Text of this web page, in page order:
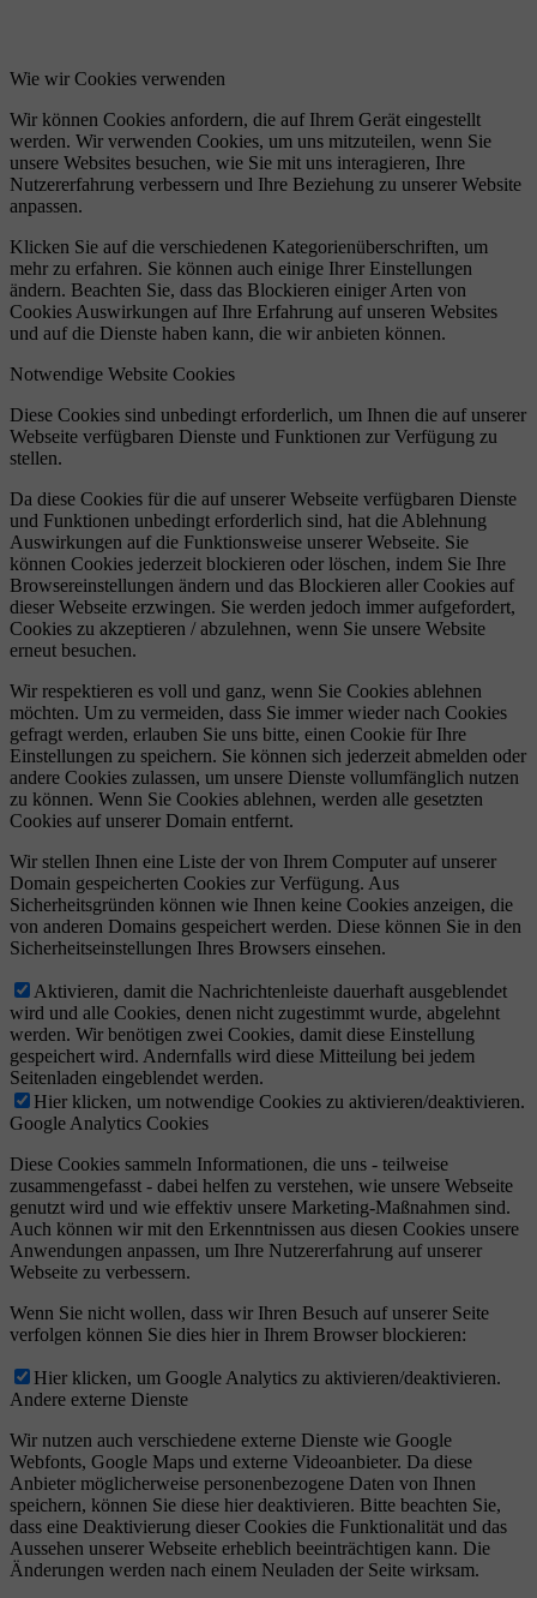
Wie wir Cookies verwenden
Wir können Cookies anfordern, die auf Ihrem Gerät eingestellt
werden. Wir verwenden Cookies, um uns mitzuteilen, wenn Sie
unsere Websites besuchen, wie Sie mit uns interagieren, Ihre
Nutzererfahrung verbessern und Ihre Beziehung zu unserer Website
anpassen.
Klicken Sie auf die verschiedenen Kategorienüberschriften, um
mehr zu erfahren. Sie können auch einige Ihrer Einstellungen
ändern. Beachten Sie, dass das Blockieren einiger Arten von
Cookies Auswirkungen auf Ihre Erfahrung auf unseren Websites
und auf die Dienste haben kann, die wir anbieten können.
Notwendige Website Cookies
Diese Cookies sind unbedingt erforderlich, um Ihnen die auf unserer
Webseite verfügbaren Dienste und Funktionen zur Verfügung zu
stellen.
Da diese Cookies für die auf unserer Webseite verfügbaren Dienste
und Funktionen unbedingt erforderlich sind, hat die Ablehnung
Auswirkungen auf die Funktionsweise unserer Webseite. Sie
können Cookies jederzeit blockieren oder löschen, indem Sie Ihre
Browsereinstellungen ändern und das Blockieren aller Cookies auf
dieser Webseite erzwingen. Sie werden jedoch immer aufgefordert,
Cookies zu akzeptieren / abzulehnen, wenn Sie unsere Website
erneut besuchen.
Wir respektieren es voll und ganz, wenn Sie Cookies ablehnen
möchten. Um zu vermeiden, dass Sie immer wieder nach Cookies
gefragt werden, erlauben Sie uns bitte, einen Cookie für Ihre
Einstellungen zu speichern. Sie können sich jederzeit abmelden oder
andere Cookies zulassen, um unsere Dienste vollumfänglich nutzen
zu können. Wenn Sie Cookies ablehnen, werden alle gesetzten
Cookies auf unserer Domain entfernt.
Wir stellen Ihnen eine Liste der von Ihrem Computer auf unserer
Domain gespeicherten Cookies zur Verfügung. Aus
Sicherheitsgründen können wie Ihnen keine Cookies anzeigen, die
von anderen Domains gespeichert werden. Diese können Sie in den
Sicherheitseinstellungen Ihres Browsers einsehen.
Aktivieren, damit die Nachrichtenleiste dauerhaft ausgeblendet
wird und alle Cookies, denen nicht zugestimmt wurde, abgelehnt
werden. Wir benötigen zwei Cookies, damit diese Einstellung
gespeichert wird. Andernfalls wird diese Mitteilung bei jedem
Seitenladen eingeblendet werden.
Hier klicken, um notwendige Cookies zu aktivieren/deaktivieren.
Google Analytics Cookies
Diese Cookies sammeln Informationen, die uns - teilweise
zusammengefasst - dabei helfen zu verstehen, wie unsere Webseite
genutzt wird und wie effektiv unsere Marketing-Maßnahmen sind.
Auch können wir mit den Erkenntnissen aus diesen Cookies unsere
Anwendungen anpassen, um Ihre Nutzererfahrung auf unserer
Webseite zu verbessern.
Wenn Sie nicht wollen, dass wir Ihren Besuch auf unserer Seite
verfolgen können Sie dies hier in Ihrem Browser blockieren:
Hier klicken, um Google Analytics zu aktivieren/deaktivieren.
Andere externe Dienste
Wir nutzen auch verschiedene externe Dienste wie Google
Webfonts, Google Maps und externe Videoanbieter. Da diese
Anbieter möglicherweise personenbezogene Daten von Ihnen
speichern, können Sie diese hier deaktivieren. Bitte beachten Sie,
dass eine Deaktivierung dieser Cookies die Funktionalität und das
Aussehen unserer Webseite erheblich beeinträchtigen kann. Die
Änderungen werden nach einem Neuladen der Seite wirksam.